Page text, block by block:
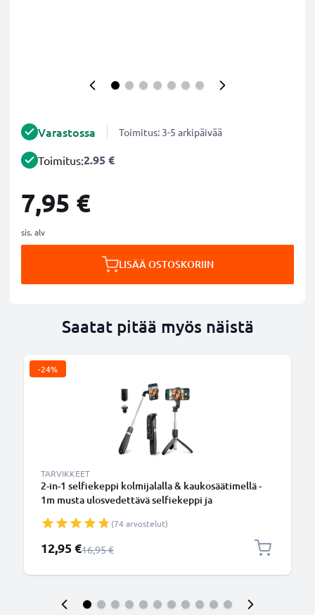
Varastossa Toimitus: 3-5 arkipäivää
Toimitus:2.95 €
7,95 €
sis. alv
LISÄÄ OSTOSKORIIN
Saatat pitää myös näistä
-24%
TARVIKKEET
2-in-1 selfiekeppi kolmijalalla & kaukosäätimellä -
1m musta ulosvedettävä selfiekeppi ja
kaukosäätimellä puhelimelle ja kameralle -
iPhonelle, GoProlle, Androidille ynm.
(74 arvostelut)
Erikoishinta
12,95 €Normaali hinta
16,95 €